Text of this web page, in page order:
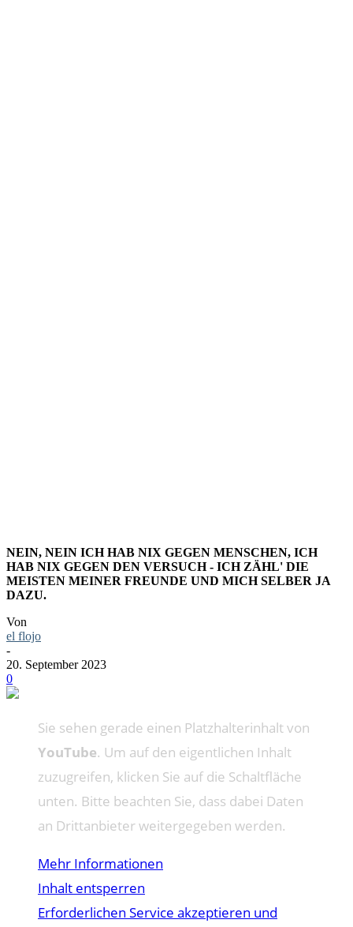
NEIN, NEIN ICH HAB NIX GEGEN MENSCHEN, ICH
HAB NIX GEGEN DEN VERSUCH - ICH ZÄHL' DIE
MEISTEN MEINER FREUNDE UND MICH SELBER JA
DAZU.
Von
el flojo
-
20. September 2023
0
Sie sehen gerade einen Platzhalterinhalt von
YouTube. Um auf den eigentlichen Inhalt
zuzugreifen, klicken Sie auf die Schaltfläche
unten. Bitte beachten Sie, dass dabei Daten
an Drittanbieter weitergegeben werden.
Mehr Informationen
Inhalt entsperren
Erforderlichen Service akzeptieren und